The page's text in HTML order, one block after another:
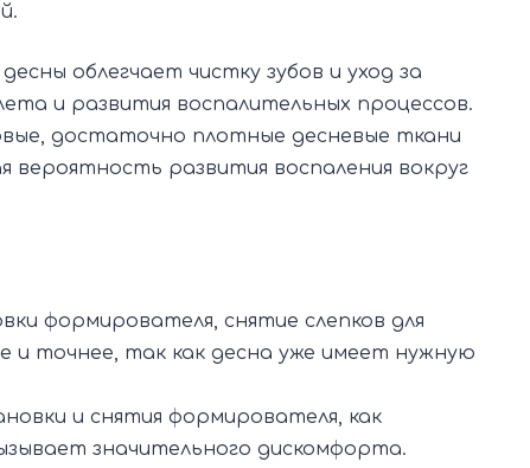
облегчает чистку зубов и уход за
и развития воспалительных процессов.
достаточно плотные десневые ткани
развития воспаления вокруг
формирователя, снятие слепков для
и точнее, так как десна уже имеет нужную
и снятия формирователя, как
значительного дискомфорта.